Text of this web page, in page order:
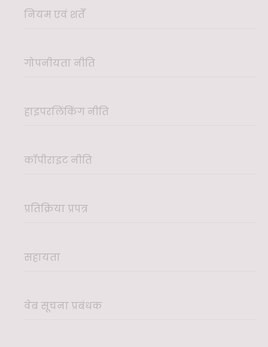
नियम एवं शर्तें
गोपनीयता नीति
हाइपरलिंकिंग नीति
कॉपीराइट नीति
प्रतिक्रिया प्रपत्र
सहायता
वेब सूचना प्रबंधक